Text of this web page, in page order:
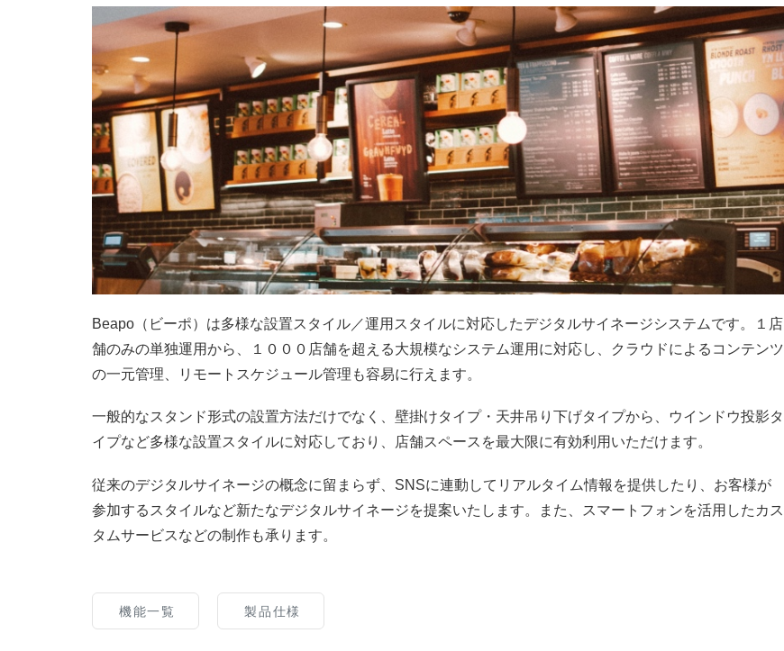
Beapo（ビーポ）は多様な設置スタイル／運用スタイルに対応したデジタルサイネージシステムです。１店
舗のみの単独運用から、１０００店舗を超える大規模なシステム運用に対応し、クラウドによるコンテンツ
の一元管理、リモートスケジュール管理も容易に行えます。
一般的なスタンド形式の設置方法だけでなく、壁掛けタイプ・天井吊り下げタイプから、ウインドウ投影タ
イプなど多様な設置スタイルに対応しており、店舗スペースを最大限に有効利用いただけます。
従来のデジタルサイネージの概念に留まらず、SNSに連動してリアルタイム情報を提供したり、お客様が
参加するスタイルなど新たなデジタルサイネージを提案いたします。また、スマートフォンを活用したカス
タムサービスなどの制作も承ります。
機能一覧 製品仕様